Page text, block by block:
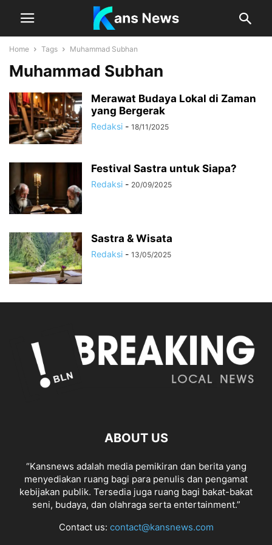
Home Tags Muhammad Subhan
Muhammad Subhan
Merawat Budaya Lokal di Zaman
yang Bergerak
Redaksi - 18/11/2025
Festival Sastra untuk Siapa?
Redaksi - 20/09/2025
Sastra & Wisata
Redaksi - 13/05/2025
ABOUT US
“Kansnews adalah media pemikiran dan berita yang
menyediakan ruang bagi para penulis dan pengamat
kebijakan publik. Tersedia juga ruang bagi bakat-bakat
seni, budaya, dan olahraga serta entertainment.”
Contact us: contact@kansnews.com